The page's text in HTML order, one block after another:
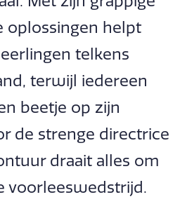
oplossingen helpt
telkens
terwijl iedereen
beetje op zijn
de strenge directrice
draait alles om
voorleeswedstrijd.